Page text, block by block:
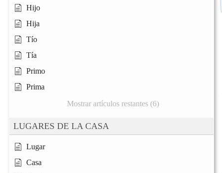
Hijo
Hija
Tío
Tía
Primo
Prima
Mostrar artículos restantes (6)
LUGARES DE LA CASA
Lugar
Casa